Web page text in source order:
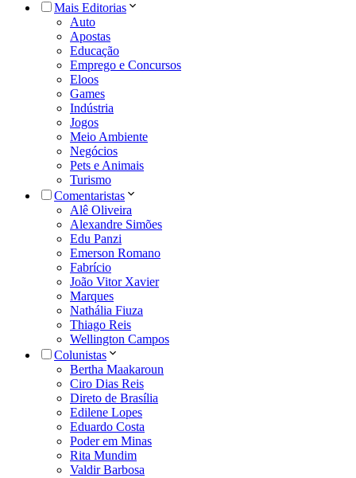
Mais Editorias
Auto
Apostas
Educação
Emprego e Concursos
Eloos
Games
Indústria
Jogos
Meio Ambiente
Negócios
Pets e Animais
Turismo
Comentaristas
Alê Oliveira
Alexandre Simões
Edu Panzi
Emerson Romano
Fabrício
João Vitor Xavier
Marques
Nathália Fiuza
Thiago Reis
Wellington Campos
Colunistas
Bertha Maakaroun
Ciro Dias Reis
Direto de Brasília
Edilene Lopes
Eduardo Costa
Poder em Minas
Rita Mundim
Valdir Barbosa